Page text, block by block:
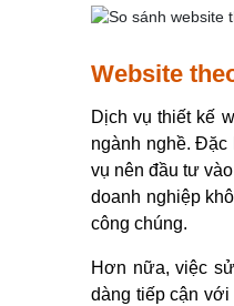
Website
Dịch vụ thiết kế
ngành nghề. Đặc
vụ nên đầu tư
doanh nghiệp
công chúng.
Hơn nữa, việc
dàng tiếp cận với